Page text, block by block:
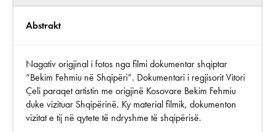
Abstrakt
Nagativ origjinal i fotos nga filmi dokumentar shqiptar
“Bekim Fehmiu në Shqipëri”. Dokumentari i regjisorit Vitori
Çeli paraqet artistin me origjinë Kosovare Bekim Fehmiu
duke vizituar Shqipërinë. Ky material filmik, dokumenton
vizitat e tij në qytete të ndryshme të shqipërisë.